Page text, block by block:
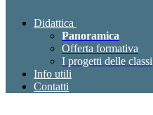
Didattica
Panoramica
Offerta formativa
I progetti delle classi
Info utili
Contatti